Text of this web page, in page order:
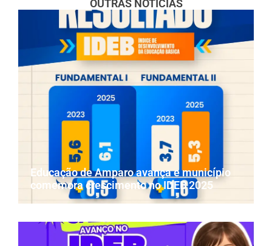
OUTRAS NOTÍCIAS
Educação de Amparo avança e município
comemora crescimento no IDEB 2025